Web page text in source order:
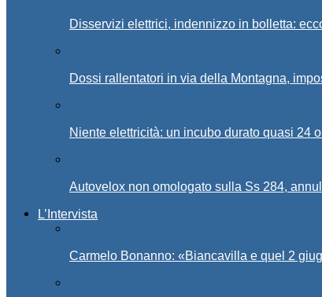
Disservizi elettrici, indennizzo in bolletta:
Dossi rallentatori in via della Montagna,
Niente elettricità: un incubo durato quasi 24
Autovelox non omologato sulla Ss 284,
L’Intervista
Carmelo Bonanno: «Biancavilla e quel 2